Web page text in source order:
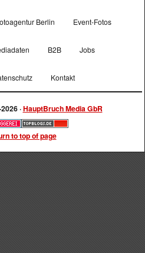
Berlin Event-Fotos
B2B Jobs
Kontakt
·HauptBruch Media GbR
to top of page